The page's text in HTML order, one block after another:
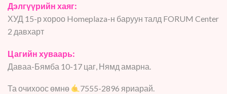
Дэлгүүрийн хаяг:
ХУД 15-р хороо Homeplaza-н баруун талд FORUM Center
2 давхарт
Цагийн хуваарь:
Даваа-Бямба 10-17 цаг, Нямд амарна.
Та очихоос өмнө 7555-2896 яриарай.